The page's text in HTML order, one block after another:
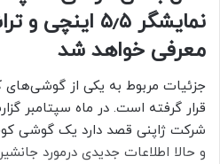
نمایشگر ۵٫۵
معرفی خواهد شد
جزئیات مربوط به یکی از
قرار گرفته است. در ماه سپتامبر
شرکت ژاپنی قصد دارد یک گوشی